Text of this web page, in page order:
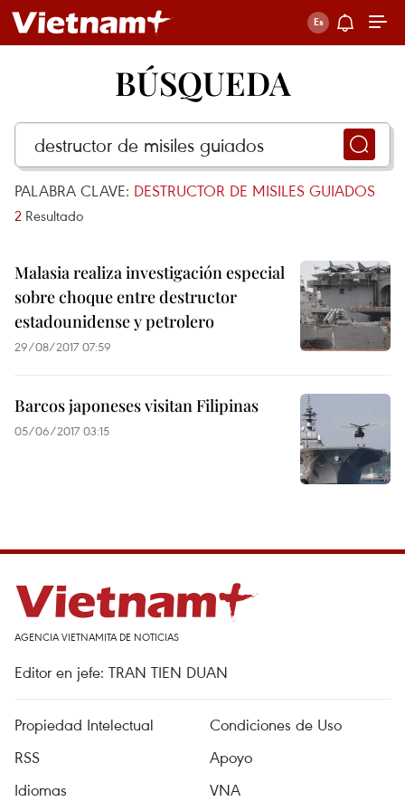
BÚSQUEDA
PALABRA CLAVE: DESTRUCTOR DE MISILES GUIADOS
2 Resultado
Malasia realiza investigación especial
sobre choque entre destructor
estadounidense y petrolero
29/08/2017 07:59
Barcos japoneses visitan Filipinas
05/06/2017 03:15
AGENCIA VIETNAMITA DE NOTICIAS
Editor en jefe: TRAN TIEN DUAN
Propiedad Intelectual
Condiciones de Uso
RSS
Apoyo
Idiomas
VNA